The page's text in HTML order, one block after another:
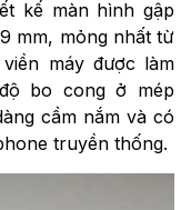
kế màn hình gập
mm, mỏng nhất từ
máy được làm
bo cong ở mép
cầm nắm và có
truyền thống.